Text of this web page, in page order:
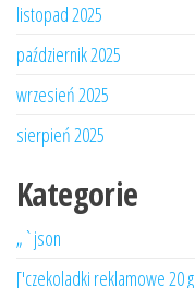
listopad 2025
październik 2025
wrzesień 2025
sierpień 2025
Kategorie
„`json
['czekoladki reklamowe 20